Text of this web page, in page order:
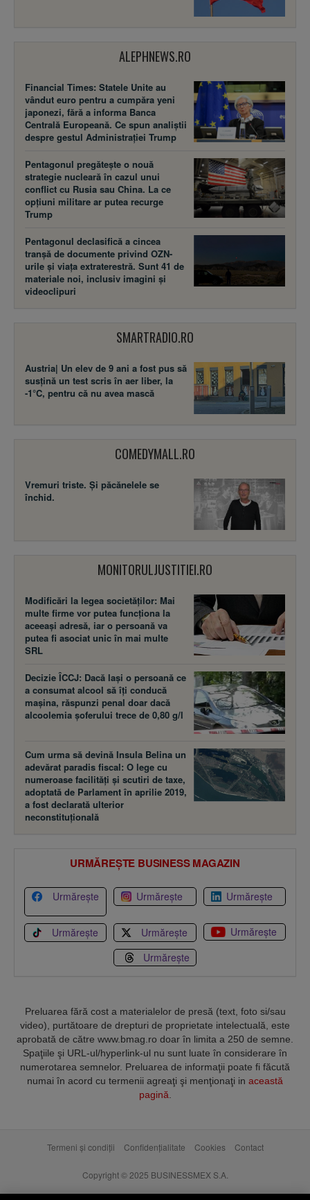
ALEPHNEWS.RO
Financial Times: Statele Unite au
vândut euro pentru a cumpăra yeni
japonezi, fără a informa Banca
Centrală Europeană. Ce spun analiștii
despre gestul Administrației Trump
Pentagonul pregătește o nouă
strategie nucleară în cazul unui
conflict cu Rusia sau China. La ce
opțiuni militare ar putea recurge
Trump
Pentagonul declasifică a cincea
tranșă de documente privind OZN-
urile și viața extraterestră. Sunt 41 de
materiale noi, inclusiv imagini și
videoclipuri
SMARTRADIO.RO
Austria| Un elev de 9 ani a fost pus să
susţină un test scris în aer liber, la
-1°C, pentru că nu avea mască
COMEDYMALL.RO
Vremuri triste. Şi păcănelele se
închid.
MONITORULJUSTITIEI.RO
Modificări la legea societăţilor: Mai
multe firme vor putea funcţiona la
aceeaşi adresă, iar o persoană va
putea fi asociat unic în mai multe
SRL
Decizie ÎCCJ: Dacă laşi o persoană ce
a consumat alcool să îţi conducă
maşina, răspunzi penal doar dacă
alcoolemia şoferului trece de 0,80 g/l
Cum urma să devină Insula Belina un
adevărat paradis fiscal: O lege cu
numeroase facilităţi şi scutiri de taxe,
adoptată de Parlament în aprilie 2019,
a fost declarată ulterior
neconstituţională
URMĂREȘTE BUSINESS MAGAZIN
Urmărește Urmărește Urmărește
Urmărește Urmărește
Urmărește
Urmărește
Preluarea fără cost a materialelor de presă (text, foto si/sau
video), purtătoare de drepturi de proprietate intelectuală, este
aprobată de către www.bmag.ro doar în limita a 250 de semne.
Spaţiile şi URL-ul/hyperlink-ul nu sunt luate în considerare în
numerotarea semnelor. Preluarea de informaţii poate fi făcută
numai în acord cu termenii agreaţi şi menţionaţi in această
pagină
Termeni și condiții Confidențialitate Cookies Contact
Copyright © 2025 BUSINESSMEX S.A.